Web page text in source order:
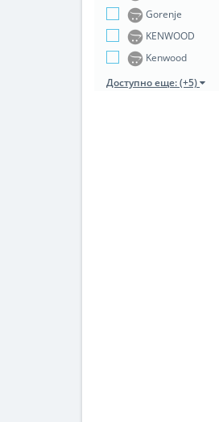
Gorenje
KENWOOD
Kenwood
Доступно еще: (+5)